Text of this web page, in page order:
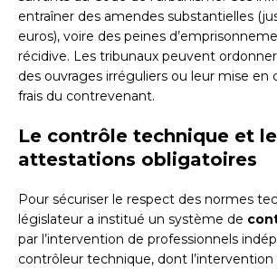
entraîner des amendes substantielles
euros), voire des peines
récidive. Les tribunaux peuvent
des ouvrages irréguliers ou leur mise en
frais du contrevenant.
Le contrôle technique et
attestations obligatoires
Pour sécuriser le respect des normes
législateur a institué un système de
par l’intervention de professionnels
contrôleur technique, dont